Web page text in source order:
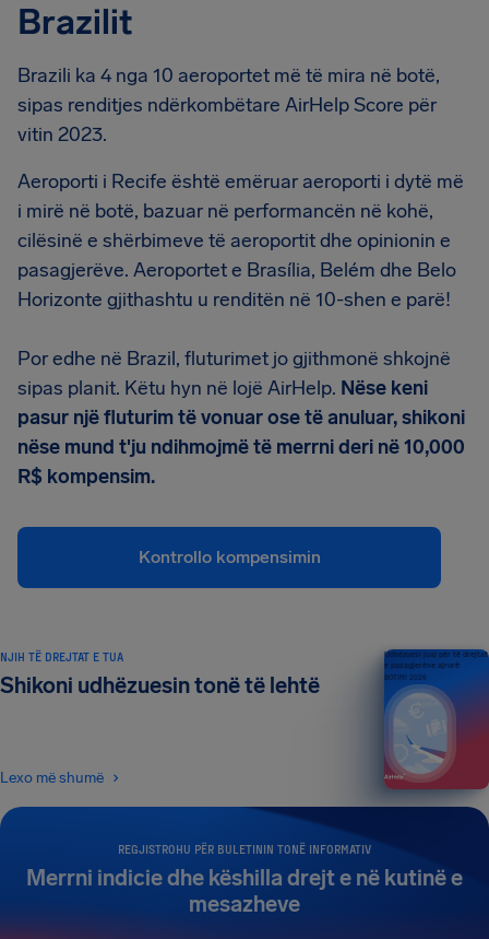
Brazilit
Brazili ka 4 nga 10 aeroportet më të mira në botë,
sipas renditjes ndërkombëtare AirHelp Score për
vitin 2023.
Aeroporti i Recife është emëruar aeroporti i dytë më
i mirë në botë, bazuar në performancën në kohë,
cilësinë e shërbimeve të aeroportit dhe opinionin e
pasagjerëve. Aeroportet e Brasília, Belém dhe Belo
Horizonte gjithashtu u renditën në 10-shen e parë!
Por edhe në Brazil, fluturimet jo gjithmonë shkojnë
sipas planit. Këtu hyn në lojë AirHelp. Nëse keni
pasur një fluturim të vonuar ose të anuluar, shikoni
nëse mund t'ju ndihmojmë të merrni deri në 10,000
R$ kompensim.
Kontrollo kompensimin
REGJISTROHU PËR BULETININ TONË INFORMATIV
Merrni indicie dhe këshilla drejt e në kutinë e
mesazheve
NJIH TË DREJTAT E TUA
Shikoni udhëzuesin tonë të lehtë
Lexo më shumë
Udhëzuesi juaj për të drejtat
e pasagjerëve ajrorë
BOTIMI 2026